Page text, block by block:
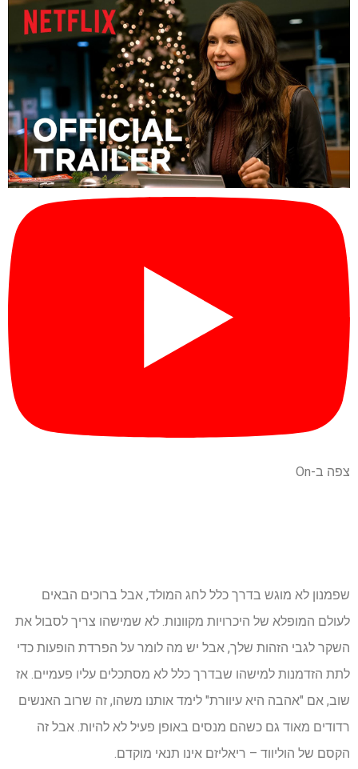
צפה ב-On
שפמנון לא מוגש בדרך כלל לחג המולד, אבל ברוכים הבאים
לעולם המופלא של היכרויות מקוונות. לא שמישהו צריך לסבול את
השקר לגבי הזהות שלך, אבל יש מה לומר על הפרדת הופעות כדי
לתת הזדמנות למישהו שבדרך כלל לא מסתכלים עליו פעמיים. אז
שוב, אם "אהבה היא עיוורת" לימד אותנו משהו, זה שרוב האנשים
רדודים מאוד גם כשהם מנסים באופן פעיל לא להיות. אבל זה
הקסם של הוליווד – ריאליזם אינו תנאי מוקדם.